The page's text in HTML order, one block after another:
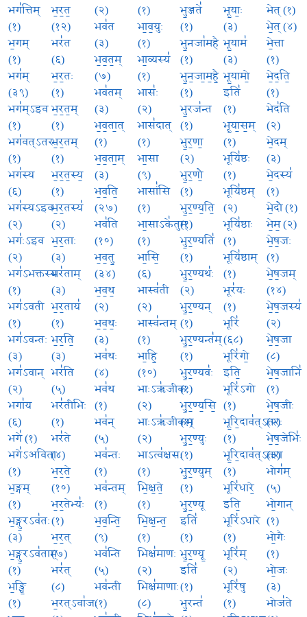
भग॑त्तिम्
(१)
भ॒गम्
(१)
भग॑म्
(३९)
भग॑म्ऽइव
(१)
भग॑वत्ऽतरः
(१)
भग॑स्य
(६)
भग॑स्यऽइव
(२)
भगः॑ऽइव
(२)
भग॑ऽभक्तस्य
(१)
भग॑ऽवती
(१)
भग॑ऽवन्तः
(३)
भग॑ऽवान्
(२)
भगा॑य
(६)
भगे॑ (१)
भगे॑ऽअविता
(१)
भ॒ङ्गम्
(१)
भ॒ङ्गु॒रऽव॑तः
(३)
भ॒ङ्गु॒रऽव॑ताम्
(१)
भ॒ङ्धि॒
(१)
भ॒र॒त॒
(१२)
भर॑त
(६)
भ॒र॒तः
(१)
भ॒र॒त॒म्
(१)
भ॒र॒तम्
(१)
भ॒र॒त॒स्य॒
(१)
भ॒र॒तस्य॑
(२)
भ॒र॒ताः
(३)
भर॑ताम्
(३)
भ॒र॒ताय॑
(१)
भ॒र॒ति॒
(३)
भर॑ति
(५)
भर॑तीभिः
(१)
भर॑ते
(४)
भ॒र॒ते॒
(१०)
भ॒र॒तेभ्यः॑
(१)
भ॒र॒त्
(७)
भर॑त्
(८)
भ॒रत्ऽवा॑जः
(२)
भव॑त
(३)
भ॒व॒त॒म्
(७)
भव॑तम्
(३)
भ॒व॒ता॒त्
(१)
भ॒व॒ता॒म्
(३)
भ॒व॒ति॒
(२७)
भव॑ति
(१०)
भ॒व॒तु॒
(३४)
भ॒व॒थ॒
(२)
भ॒व॒थः॒
(३)
भव॑थः
(४)
भव॑थ
(१)
भव॑न्
(५)
भव॑न्तः
(१)
भव॑न्तम्
(१)
भ॒व॒न्ति॒
(९)
भव॑न्ति
(५)
भव॑न्ती
(१)
(१)
भा॒व॒युः
(१)
भा॒व्यस्य॑
(१)
भासः॑
(२)
भास॑दात्
(१)
भा॒सा
(९)
भासां॑सि
(१)
भा॒साऽके॑तुम्
(१)
भा॒सि॒
(६)
भास्व॑ती
(२)
भास्व॑न्तम्
(१)
भा॒हि॒
(१०)
भाःऽऋ॑जीकः
(२)
भाःऽऋ॑जीकम्
(२)
भाऽत्व॑क्षसः
(१)
भि॒क्ष॒ते॒
(१)
भि॒क्ष॒न्त॒
(१)
भिक्ष॑माणः
(२)
भिक्ष॑माणाः
(८)
भु॒ञ्जते॑
(१)
भु॒नजा॑महै
(१)
भु॒न॒जा॒म॒है॒
(१)
भु॒रज॑न्त
(१)
भु॒र॒णा॒
(२)
भु॒र॒णौ॒
(१)
भु॒र॒ण्य॒ति॒
(१)
भु॒र॒ण्यति॑
(१)
भु॒र॒ण्यथः॑
(२)
भु॒र॒ण्यन्
(१)
भु॒र॒ण्यन्त॑म्
(१)
भु॒र॒ण्यवः॑
(१)
भु॒र॒ण्य॒सि॒
(१)
भु॒र॒ण्युः
(१)
भु॒र॒ण्युम्
(१)
भु॒र॒ण्यू
इति॑
(१)
भु॒र॒ण्यू॒
इति॑
(१)
भु॒रन्त॑
भू॒याः॒
(३)
भू॒याम॑
(३)
भू॒यामो॒
इति॑
(१)
भू॒या॒स॒म्
(१)
भूयि॑ष्ठः
(१)
भूयि॑ष्ठम्
(२)
भूयि॑ष्ठाः
(१)
भूयि॑ष्ठाम्
(१)
भूर॑यः
(१)
भूरि॑
(६८)
भूरि॑गो॒
इति॒
भूरि॑ऽगो
(१)
भू॒रि॒दाव॑त्ऽतरः
(१)
भू॒रि॒दाव॑त्ऽतरा
(१)
भूरि॑धारे॒
इति॒
भूरि॑ऽधारे
(१)
भूरि॑म्
(२)
भूरि॑षु
(१)
भेत् (१)
भे॒त् (४)
भे॒त्ता
(१)
भे॒द॒ति॒
(१)
भेद॑ति
(२)
भे॒दम्
(३)
भे॒दस्य॑
(१)
भे॒दौ (१)
भे॒म॒ (२)
भे॒ष॒जः
(१)
भे॒ष॒जम्
(१४)
भे॒ष॒जस्य॑
(२)
भे॒ष॒जा
(८)
भे॒ष॒जानि॑
(१)
भे॒ष॒जीः
(२)
भे॒ष॒जेभिः॑
(३)
भोग॑म्
(५)
भो॒गान्
(१)
भो॒गैः
(१)
भो॒जः
(३)
भोज॑ते